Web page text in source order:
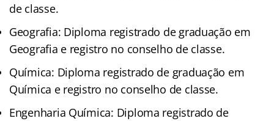
de classe.
Geografia: Diploma registrado de graduação em
Geografia e registro no conselho de classe.
Química: Diploma registrado de graduação em
Química e registro no conselho de classe.
Engenharia Química: Diploma registrado de